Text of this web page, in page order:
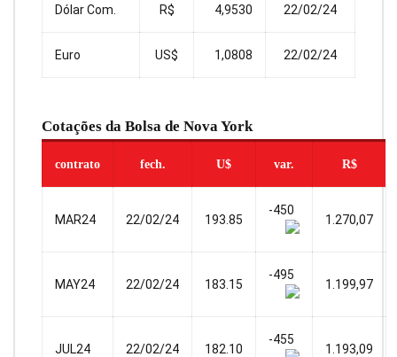
Dólar Com. R$ 4,9530 22/02/24
Euro US$ 1,0808 22/02/24
Cotações da Bolsa de Nova York
contrato fech. U$ var. R$
MAR24 22/02/24 193.85
-450
1.270,07
MAY24 22/02/24 183.15
-495
1.199,97
JUL24 22/02/24 182.10
-455
1.193,09